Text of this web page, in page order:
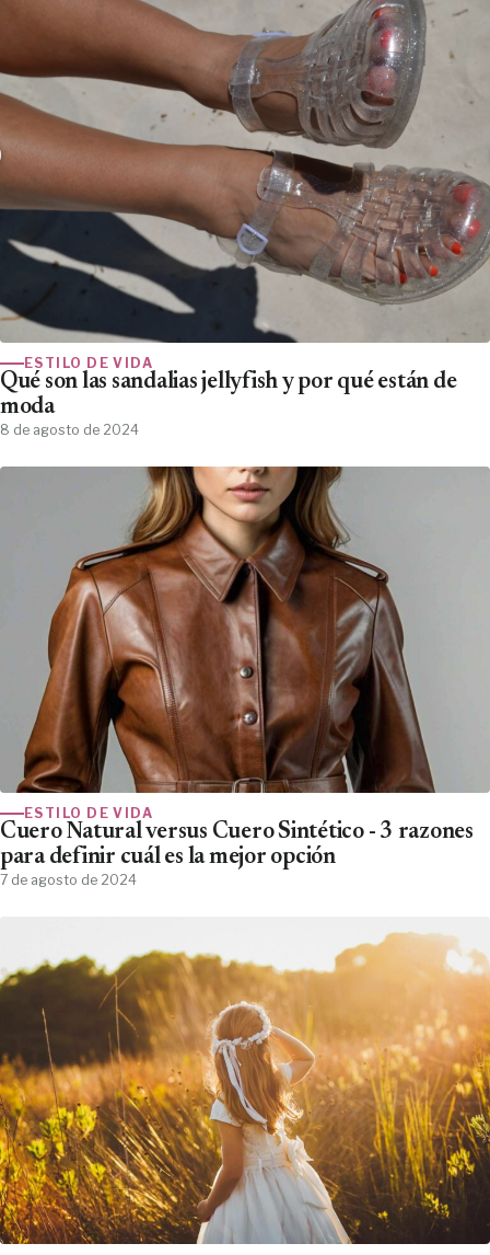
ESTILO DE VIDA
Qué son las sandalias jellyfish y por qué están de
moda
8 de agosto de 2024
ESTILO DE VIDA
Cuero Natural versus Cuero Sintético - 3 razones
para definir cuál es la mejor opción
7 de agosto de 2024